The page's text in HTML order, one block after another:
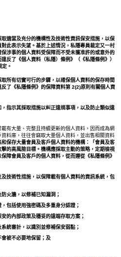
適當及充分的機構性及技術性資訊保安措施，以保
此表示失望。基於上述情況，私隱專員裁定又一村
涉事的個人資料受保障而不受未獲准許的或意外的
反了《個人資料（私隱）條例》（《私隱條例》）
。
所有切實可行的步驟，以確保個人資料的保存時間
了《私隱條例》的保障資料第 2(2)原則有關個人資
指示其採取措施以糾正違規事項，以及防止類似違
有大量、完整且持續更新的個人資料，因而成為網
料庫，往往會竊取大量個人資料，並出售相關資料
保存大量會員及客戶個人資料的機構： 「會員及客
的高風險目標。機構應採取主動的策略，定期檢視
障會員及客戶的個人資料，從而遵從《私隱條例》
及技術性措施 ， 以保障載有個人資料的資訊系統，包
防火牆 ，以修補已知漏洞；
包括使用強密碼及多重身分認證；
的內部政策及穩妥的遠端存取方案；
統審計，以識別並修補保安弱點；
被不必要地保留；及